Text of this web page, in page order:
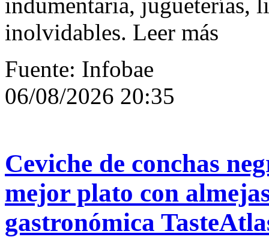
inolvidables. Leer más
Fuente: Infobae
06/08/2026 20:35
Ceviche de conchas
mejor plato con
gastronómica